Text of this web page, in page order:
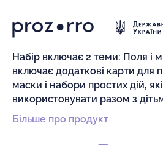
Набір включає 2 теми: Поля і
включає додаткові карти для
маски і набори простих дій,
використовувати разом з
Більше про продукт